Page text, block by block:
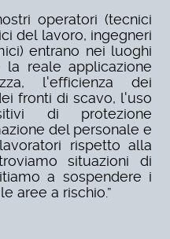
operatori (tecnici
del lavoro, ingegneri
entrano nei luoghi
reale applicazione
l'efficienza dei
fronti di scavo, l'uso
di protezione
del personale e
rispetto alla
situazioni di
a sospendere i
aree a rischio.”